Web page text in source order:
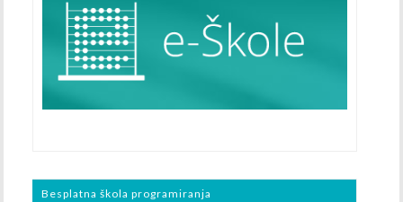
Besplatna škola programiranja